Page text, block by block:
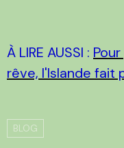
À LIRE AUSSI :
rêve, l'Islande fait
BLOG